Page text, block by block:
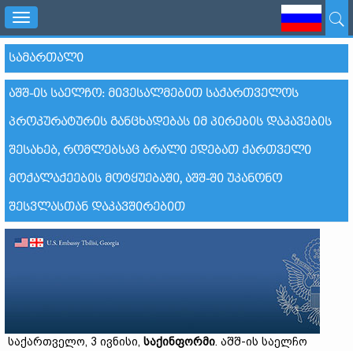
Toggle
navigation
ᲡᲐᲛᲐᲠᲗᲐᲚᲘ
ᲐᲨᲨ-ᲘᲡ ᲡᲐᲔᲚᲩᲝ: ᲛᲘᲕᲔᲡᲐᲚᲛᲔᲑᲘᲗ ᲡᲐᲥᲐᲠᲗᲕᲔᲚᲝᲡ
ᲞᲠᲝᲙᲣᲠᲐᲢᲣᲠᲘᲡ ᲒᲐᲜᲪᲮᲐᲓᲔᲑᲐᲡ ᲘᲛ ᲞᲘᲠᲔᲑᲘᲡ ᲓᲐᲙᲐᲕᲔᲑᲘᲡ
ᲨᲔᲡᲐᲮᲔᲑ, ᲠᲝᲛᲚᲔᲑᲡᲐᲪ ᲑᲠᲐᲚᲘ ᲔᲓᲔᲑᲐᲗ ᲥᲐᲠᲗᲕᲔᲚᲘ
ᲛᲝᲥᲐᲚᲐᲥᲔᲔᲑᲘᲡ ᲛᲝᲢᲧᲣᲔᲑᲐᲨᲘ, ᲐᲨᲨ-ᲨᲘ ᲣᲙᲐᲜᲝᲜᲝ
ᲨᲔᲡᲕᲚᲐᲡᲗᲐᲜ ᲓᲐᲙᲐᲕᲨᲘᲠᲔᲑᲘᲗ
საქართველო, 3 ივნისი, საქინფორმი. აშშ-ის საელჩო